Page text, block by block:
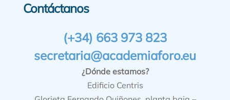
Contáctanos
(+34) 663 973 823
secretaria@academiaforo.eu
¿Dónde estamos?
Edificio Centris